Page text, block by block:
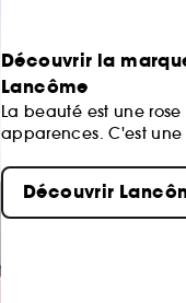
Découvrir la
Lancôme
La beauté est une
apparences. C'est une
Découvrir